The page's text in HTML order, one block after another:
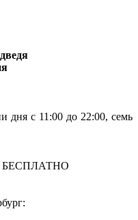
дня с 11:00 до 22:00, семь
- БЕСПЛАТНО